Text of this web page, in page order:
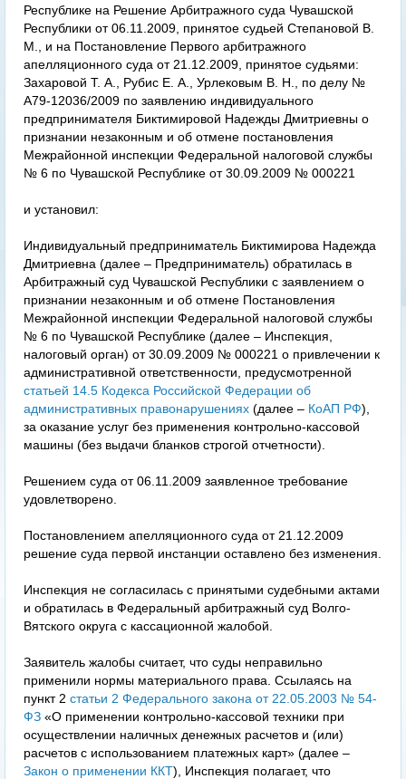
Республике на Решение Арбитражного суда Чувашской
Республики от 06.11.2009, принятое судьей Степановой В.
М., и на Постановление Первого арбитражного
апелляционного суда от 21.12.2009, принятое судьями:
Захаровой Т. А., Рубис Е. А., Урлековым В. Н., по делу №
А79-12036/2009 по заявлению индивидуального
предпринимателя Биктимировой Надежды Дмитриевны о
признании незаконным и об отмене постановления
Межрайонной инспекции Федеральной налоговой службы
№ 6 по Чувашской Республике от 30.09.2009 № 000221
и установил:
Индивидуальный предприниматель Биктимирова Надежда
Дмитриевна (далее – Предприниматель) обратилась в
Арбитражный суд Чувашской Республики с заявлением о
признании незаконным и об отмене Постановления
Межрайонной инспекции Федеральной налоговой службы
№ 6 по Чувашской Республике (далее – Инспекция,
налоговый орган) от 30.09.2009 № 000221 о привлечении к
административной ответственности, предусмотренной
статьей 14.5 Кодекса Российской Федерации об
административных правонарушениях (далее – КоАП РФ),
за оказание услуг без применения контрольно-кассовой
машины (без выдачи бланков строгой отчетности).
Решением суда от 06.11.2009 заявленное требование
удовлетворено.
Постановлением апелляционного суда от 21.12.2009
решение суда первой инстанции оставлено без изменения.
Инспекция не согласилась с принятыми судебными актами
и обратилась в Федеральный арбитражный суд Волго-
Вятского округа с кассационной жалобой.
Заявитель жалобы считает, что суды неправильно
применили нормы материального права. Ссылаясь на
пункт 2 статьи 2 Федерального закона от 22.05.2003 № 54-
ФЗ «О применении контрольно-кассовой техники при
осуществлении наличных денежных расчетов и (или)
расчетов с использованием платежных карт» (далее –
Закон о применении ККТ), Инспекция полагает, что